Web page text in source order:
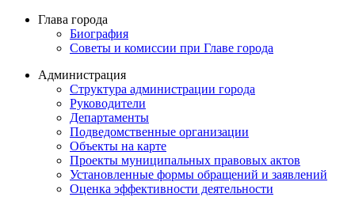
Глава города
Биография
Советы и комиссии при Главе города
Администрация
Структура администрации города
Руководители
Департаменты
Подведомственные организации
Объекты на карте
Проекты муниципальных правовых актов
Установленные формы обращений и заявлений
Оценка эффективности деятельности